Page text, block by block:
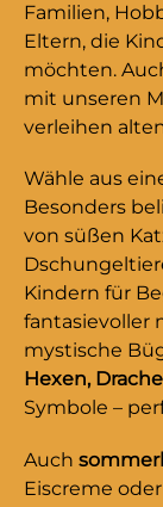
Familien,
Eltern, die
möchten.
mit unseren
verleihen
Wähle aus
Besonders
von süßen
Kindern für
fantasievoller
mystische
Hexen,
Symbole –
Auch
Eiscreme